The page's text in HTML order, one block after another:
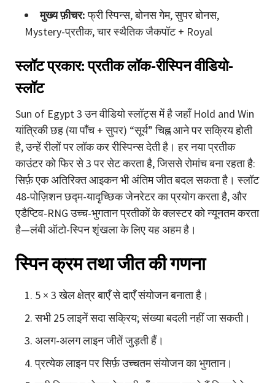
मुख्य फ़ीचर:फ्री स्पिन्स, बोनस गेम, सुपर बोनस,
Mystery-प्रतीक, चार स्थैतिक जैकपॉट + Royal
स्लॉट प्रकार: प्रतीक लॉक-रीस्पिन वीडियो-
स्लॉट
Sun of Egypt 3 उन वीडियो स्लॉट्स में है जहाँ Hold and Win
यांत्रिकी छह (या पाँच + सुपर) “सूर्य” चिह्न आने पर सक्रिय होती
है, उन्हें रीलों पर लॉक कर रीस्पिन्स देती है। हर नया प्रतीक
काउंटर को फिर से 3 पर सेट करता है, जिससे रोमांच बना रहता है:
सिर्फ़ एक अतिरिक्त आइकन भी अंतिम जीत बदल सकता है। स्लॉट
48-पोज़िशन छद्म-यादृच्छिक जेनरेटर का प्रयोग करता है, और
एडैप्टिव-RNGउच्च-भुगतान प्रतीकों के क्लस्टर को न्यूनतम करता
है—लंबी ऑटो-स्पिन शृंखला के लिए यह अहम है।
स्पिन क्रम तथा जीत की गणना
5 × 3 खेल क्षेत्र बाएँ से दाएँ संयोजन बनाता है।
सभी 25 लाइनें सदा सक्रिय; संख्या बदली नहीं जा सकती।
अलग-अलग लाइन जीतें जुड़ती हैं।
प्रत्येक लाइन पर सिर्फ़ उच्चतम संयोजन का भुगतान।